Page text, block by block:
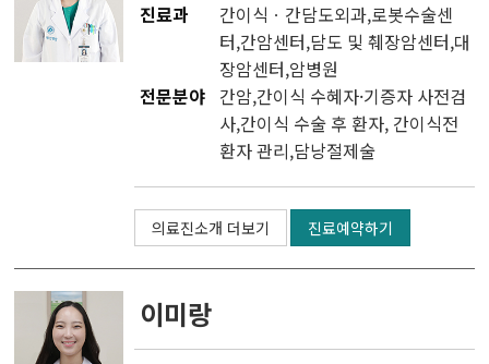
진료과 간이식ㆍ간담도외과,로봇수술센
터,간암센터,담도 및 췌장암센터,대
장암센터,암병원
전문분야 간암,간이식 수혜자·기증자 사전검
사,간이식 수술 후 환자, 간이식전
환자 관리,담낭절제술
의료진소개 더보기 진료예약하기
이미랑